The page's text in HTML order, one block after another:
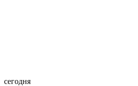
сегодня